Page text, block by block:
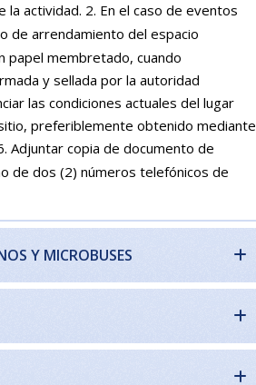
la actividad. 2. En el caso de eventos
de arrendamiento del espacio
papel membretado, cuando
y sellada por la autoridad
las condiciones actuales del lugar
preferiblemente obtenido mediante
Adjuntar copia de documento de
de dos (2) números telefónicos de
Y MICROBUSES